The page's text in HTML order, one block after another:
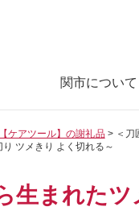
関市について
【ケアツール】の謝礼品
＜
ツメきり よく切れる～
生まれた